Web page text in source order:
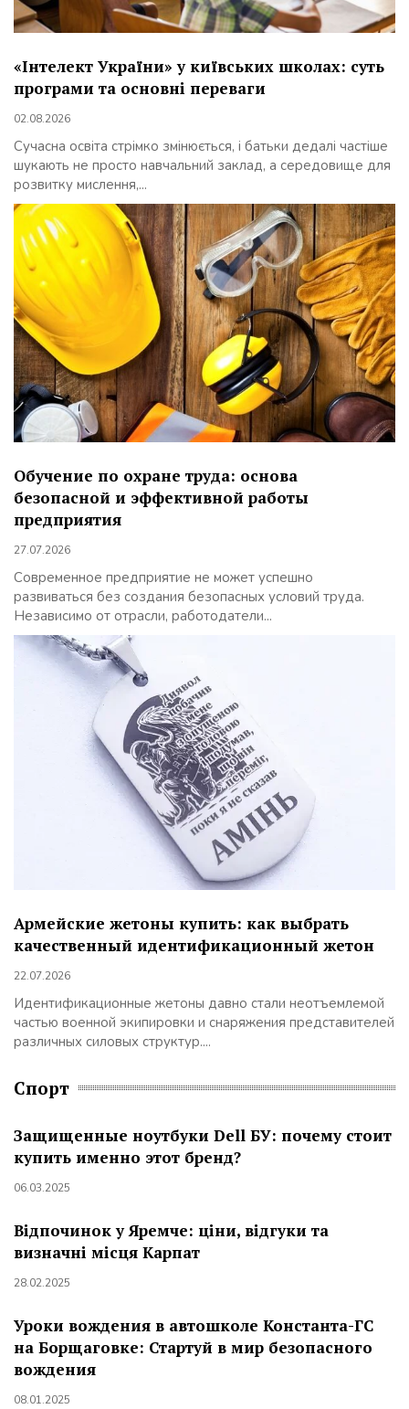
«Інтелект України» у київських школах: суть
програми та основні переваги
02.08.2026
Сучасна освіта стрімко змінюється, і батьки дедалі частіше
шукають не просто навчальний заклад, а середовище для
розвитку мислення,...
Обучение по охране труда: основа
безопасной и эффективной работы
предприятия
27.07.2026
Современное предприятие не может успешно
развиваться без создания безопасных условий труда.
Независимо от отрасли, работодатели...
Армейские жетоны купить: как выбрать
качественный идентификационный жетон
22.07.2026
Идентификационные жетоны давно стали неотъемлемой
частью военной экипировки и снаряжения представителей
различных силовых структур....
Спорт
Защищенные ноутбуки Dell БУ: почему стоит
купить именно этот бренд?
06.03.2025
Відпочинок у Яремче: ціни, відгуки та
визначні місця Карпат
28.02.2025
Уроки вождения в автошколе Константа-ГС
на Борщаговке: Стартуй в мир безопасного
вождения
08.01.2025